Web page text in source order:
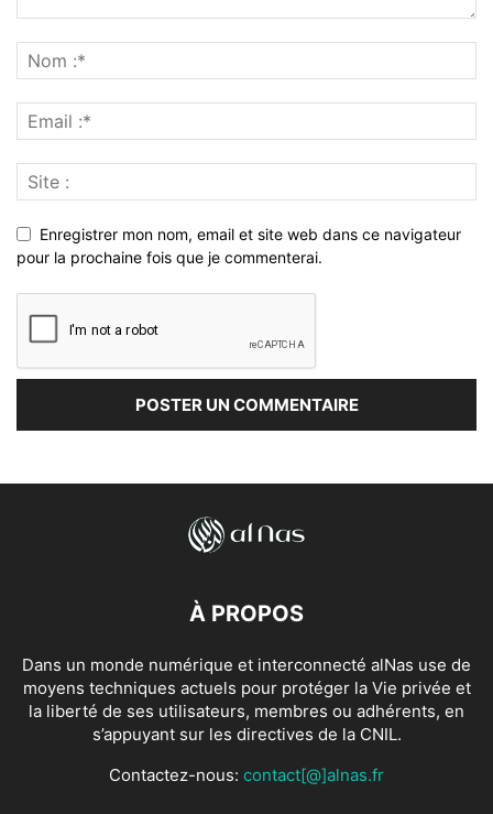
Enregistrer mon nom, email et site web dans ce navigateur
pour la prochaine fois que je commenterai.
À PROPOS
Dans un monde numérique et interconnecté alNas use de
moyens techniques actuels pour protéger la Vie privée et
la liberté de ses utilisateurs, membres ou adhérents, en
s’appuyant sur les directives de la CNIL.
Contactez-nous: contact[@]alnas.fr